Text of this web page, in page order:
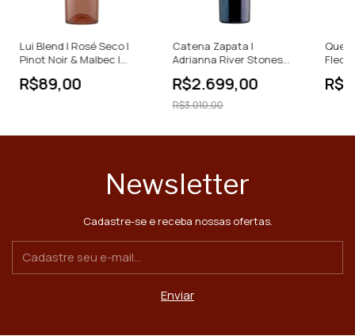
Lui Blend | Rosé Seco |
Pinot Noir & Malbec |
Argentina | 750ml
R$89,00
Catena Zapata |
Adrianna River Stones
Malbec | Tinto Seco |
Argentina | 750ml
R$2.699,00
R$3.010,00
Newsletter
Cadastre-se e receba nossas ofertas.